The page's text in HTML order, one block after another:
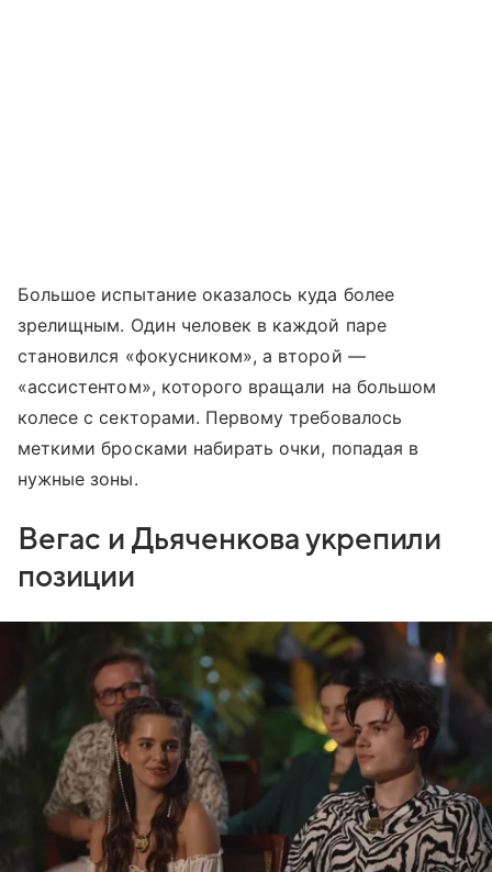
Большое испытание оказалось куда более
зрелищным. Один человек в каждой паре
становился «фокусником», а второй —
«ассистентом», которого вращали на большом
колесе с секторами. Первому требовалось
меткими бросками набирать очки, попадая в
нужные зоны.
Вегас и Дьяченкова укрепили
позиции